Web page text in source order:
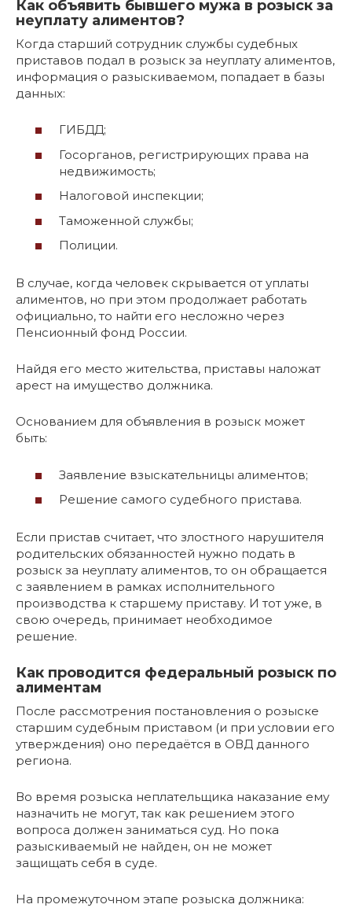
Как объявить бывшего мужа в розыск за
неуплату алиментов?
Когда старший сотрудник службы судебных
приставов подал в розыск за неуплату алиментов,
информация о разыскиваемом, попадает в базы
данных:
ГИБДД;
Госорганов, регистрирующих права на
недвижимость;
Налоговой инспекции;
Таможенной службы;
Полиции.
В случае, когда человек скрывается от уплаты
алиментов, но при этом продолжает работать
официально, то найти его несложно через
Пенсионный фонд России.
Найдя его место жительства, приставы наложат
арест на имущество должника.
Основанием для объявления в розыск может
быть:
Заявление взыскательницы алиментов;
Решение самого судебного пристава.
Если пристав считает, что злостного нарушителя
родительских обязанностей нужно подать в
розыск за неуплату алиментов, то он обращается
с заявлением в рамках исполнительного
производства к старшему приставу. И тот уже, в
свою очередь, принимает необходимое
решение.
Как проводится федеральный розыск по
алиментам
После рассмотрения постановления о розыске
старшим судебным приставом (и при условии его
утверждения) оно передаётся в ОВД данного
региона.
Во время розыска неплательщика наказание ему
назначить не могут, так как решением этого
вопроса должен заниматься суд. Но пока
разыскиваемый не найден, он не может
защищать себя в суде.
На промежуточном этапе розыска должника: